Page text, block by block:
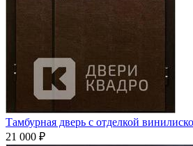
Тамбурная дверь с отделкой
21 000 ₽